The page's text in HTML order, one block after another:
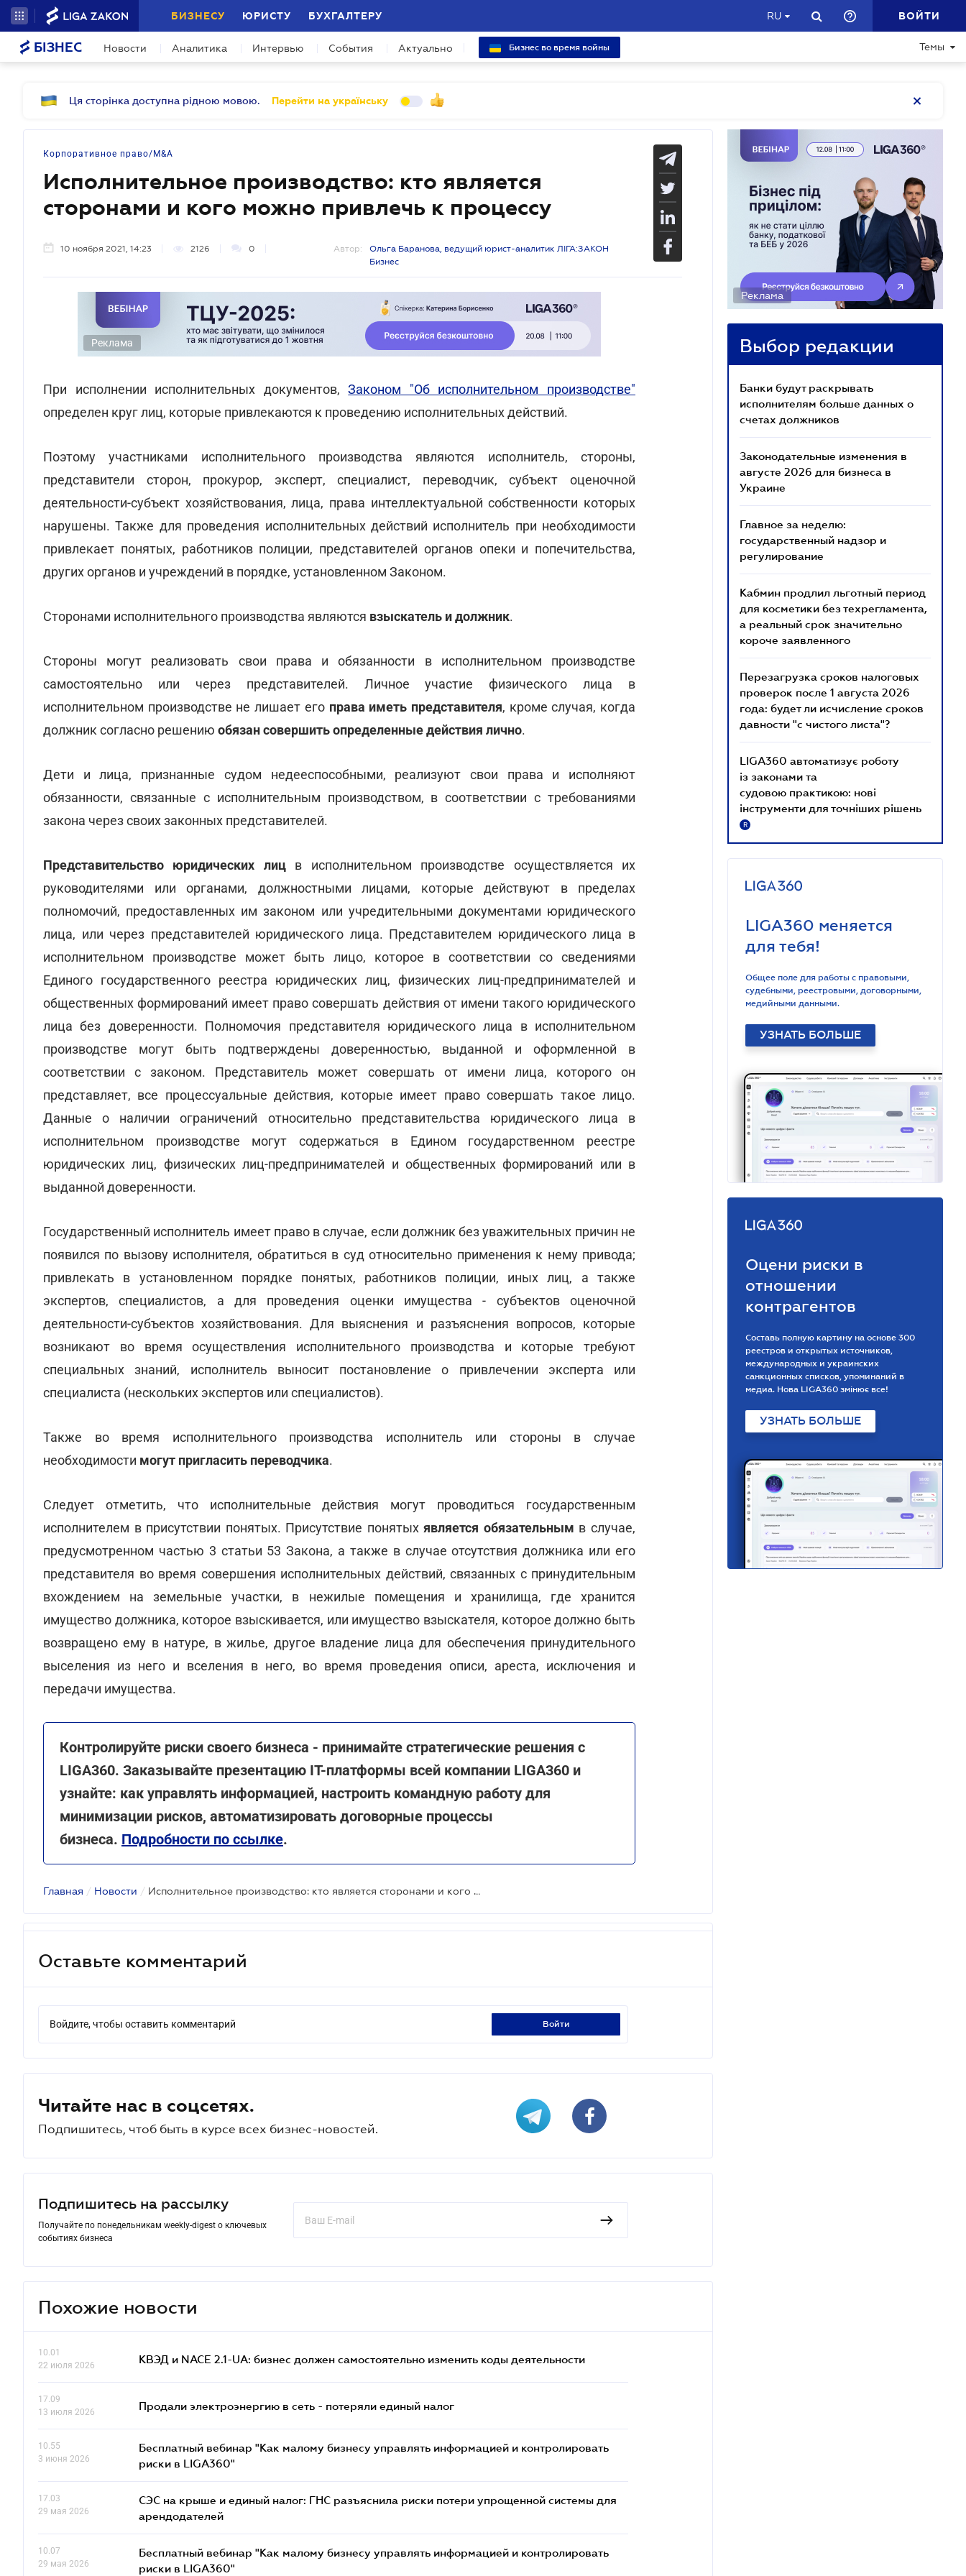
БИЗНЕСУ ЮРИСТУ БУХГАЛТЕРУ RU ВОЙТИ
БІЗНЕС Новости Аналитика Интервью События Актуально Бизнес во время войны Темы
Ця сторінка доступна рідною мовою. Перейти на українську
Корпоративное право/M&A
Исполнительное производство: кто является
сторонами и кого можно привлечь к процессу
10 ноября 2021, 14:23 2126 0 Автор:
Ольга Баранова, ведущий юрист-аналитик ЛІГА:ЗАКОН
Бизнес
Реклама
При исполнении исполнительных документов,Законом "Об исполнительном производстве"
определен круг лиц, которые привлекаются к проведению исполнительных действий.
Поэтому участниками исполнительного производства являются исполнитель, стороны,
представители сторон, прокурор, эксперт, специалист, переводчик, субъект оценочной
деятельности-субъект хозяйствования, лица, права интеллектуальной собственности которых
нарушены. Также для проведения исполнительных действий исполнитель при необходимости
привлекает понятых, работников полиции, представителей органов опеки и попечительства,
других органов и учреждений в порядке, установленном Законом.
Сторонами исполнительного производства являются взыскатель и должник.
Стороны могут реализовать свои права и обязанности в исполнительном производстве
самостоятельно или через представителей. Личное участие физического лица в
исполнительном производстве не лишает его права иметь представителя, кроме случая, когда
должник согласно решению обязан совершить определенные действия лично.
Дети и лица, признанные судом недееспособными, реализуют свои права и исполняют
обязанности, связанные с исполнительным производством, в соответствии с требованиями
закона через своих законных представителей.
Представительство юридических лицв исполнительном производстве осуществляется их
руководителями или органами, должностными лицами, которые действуют в пределах
полномочий, предоставленных им законом или учредительными документами юридического
лица, или через представителей юридического лица. Представителем юридического лица в
исполнительном производстве может быть лицо, которое в соответствии со сведениями
Единого государственного реестра юридических лиц, физических лиц-предпринимателей и
общественных формирований имеет право совершать действия от имени такого юридического
лица без доверенности. Полномочия представителя юридического лица в исполнительном
производстве могут быть подтверждены доверенностью, выданной и оформленной в
соответствии с законом. Представитель может совершать от имени лица, которого он
представляет, все процессуальные действия, которые имеет право совершать такое лицо.
Данные о наличии ограничений относительно представительства юридического лица в
исполнительном производстве могут содержаться в Едином государственном реестре
юридических лиц, физических лиц-предпринимателей и общественных формирований или в
выданной доверенности.
Государственный исполнитель имеет право в случае, если должник без уважительных причин не
появился по вызову исполнителя, обратиться в суд относительно применения к нему привода;
привлекать в установленном порядке понятых, работников полиции, иных лиц, а также
экспертов, специалистов, а для проведения оценки имущества - субъектов оценочной
деятельности-субъектов хозяйствования. Для выяснения и разъяснения вопросов, которые
возникают во время осуществления исполнительного производства и которые требуют
специальных знаний, исполнитель выносит постановление о привлечении эксперта или
специалиста (нескольких экспертов или специалистов).
Также во время исполнительного производства исполнитель или стороны в случае
необходимости могут пригласить переводчика.
Следует отметить, что исполнительные действия могут проводиться государственным
исполнителем в присутствии понятых. Присутствие понятыхявляется обязательным в случае,
предусмотренном частью 3 статьи 53 Закона, а также в случае отсутствия должника или его
представителя во время совершения исполнительных действий, связанных с принудительным
вхождением на земельные участки, в нежилые помещения и хранилища, где хранится
имущество должника, которое взыскивается, или имущество взыскателя, которое должно быть
возвращено ему в натуре, в жилье, другое владение лица для обеспечения принудительного
выселения из него и вселения в него, во время проведения описи, ареста, исключения и
передачи имущества.
Контролируйте риски своего бизнеса - принимайте стратегические решения с
LIGA360. Заказывайте презентацию IT-платформы всей компании LIGA360 и
узнайте: как управлять информацией, настроить командную работу для
минимизации рисков, автоматизировать договорные процессы
бизнеса. Подробности по ссылке.
Главная / Новости / Исполнительное производство: кто является сторонами и кого можно привлечь к процессу
Оставьте комментарий
Войдите, чтобы оставить комментарий войти
Читайте нас в соцсетях.
Подпишитесь, чтоб быть в курсе всех бизнес-новостей.
Подпишитесь на рассылку
Получайте по понедельникам weekly-digest о ключевых
событиях бизнеса
Похожие новости
10.01
22 июля 2026
КВЭД и NACE 2.1-UA: бизнес должен самостоятельно изменить коды деятельности
17.09
13 июля 2026
Продали электроэнергию в сеть - потеряли единый налог
10.55
3 июня 2026
Бесплатный вебинар "Как малому бизнесу управлять информацией и контролировать
риски в LIGA360"
17.03
29 мая 2026
СЭС на крыше и единый налог: ГНС разъяснила риски потери упрощенной системы для
арендодателей
10.07
29 мая 2026
Бесплатный вебинар "Как малому бизнесу управлять информацией и контролировать
риски в LIGA360"
Реклама
Выбор редакции
Банки будут раскрывать
исполнителям больше данных о
счетах должников
Законодательные изменения в
августе 2026 для бизнеса в
Украине
Главное за неделю:
государственный надзор и
регулирование
Кабмин продлил льготный период
для косметики без техрегламента,
а реальный срок значительно
короче заявленного
Перезагрузка сроков налоговых
проверок после 1 августа 2026
года: будет ли исчисление сроков
давности "с чистого листа"?
LIGA360 автоматизує роботу
із законами та
судовою практикою: нові
інструменти для точніших рішень
R
LIGA360 меняется
для тебя!
Общее поле для работы с правовыми,
судебными, реестровыми, договорными,
медийными данными.
УЗНАТЬ БОЛЬШЕ
Оцени риски в
отношении
контрагентов
Составь полную картину на основе 300
реестров и открытых источников,
международных и украинских
санкционных списков, упоминаний в
медиа. Нова LIGA360 змінює все!
УЗНАТЬ БОЛЬШЕ